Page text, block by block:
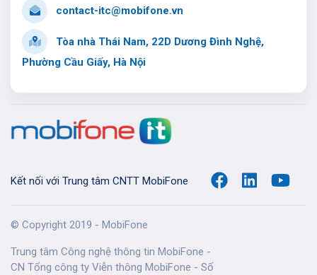
contact-itc@mobifone.vn
Tòa nhà Thái Nam, 22D Dương Đình Nghệ,
Phường Cầu Giấy, Hà Nội
Kết nối với Trung tâm CNTT MobiFone
© Copyright 2019 - MobiFone
Trung tâm Công nghệ thông tin MobiFone -
CN Tổng công ty Viễn thông MobiFone - Số